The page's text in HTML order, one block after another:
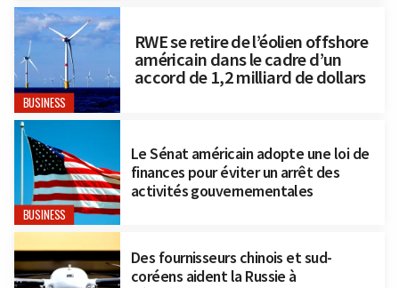
BUSINESS
RWE se retire de l’éolien offshore
américain dans le cadre d’un
accord de 1,2 milliard de dollars
BUSINESS
Le Sénat américain adopte une loi de
finances pour éviter un arrêt des
activités gouvernementales
Des fournisseurs chinois et sud-
coréens aident la Russie à